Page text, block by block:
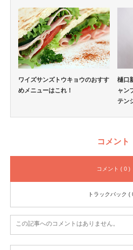
ワイズサンズトウキョウのおすす
めメニューはこれ！
樋口
ャン
テン
コメント
コメント ( 0 )
トラックバック (
この記事へのコメントはありません。